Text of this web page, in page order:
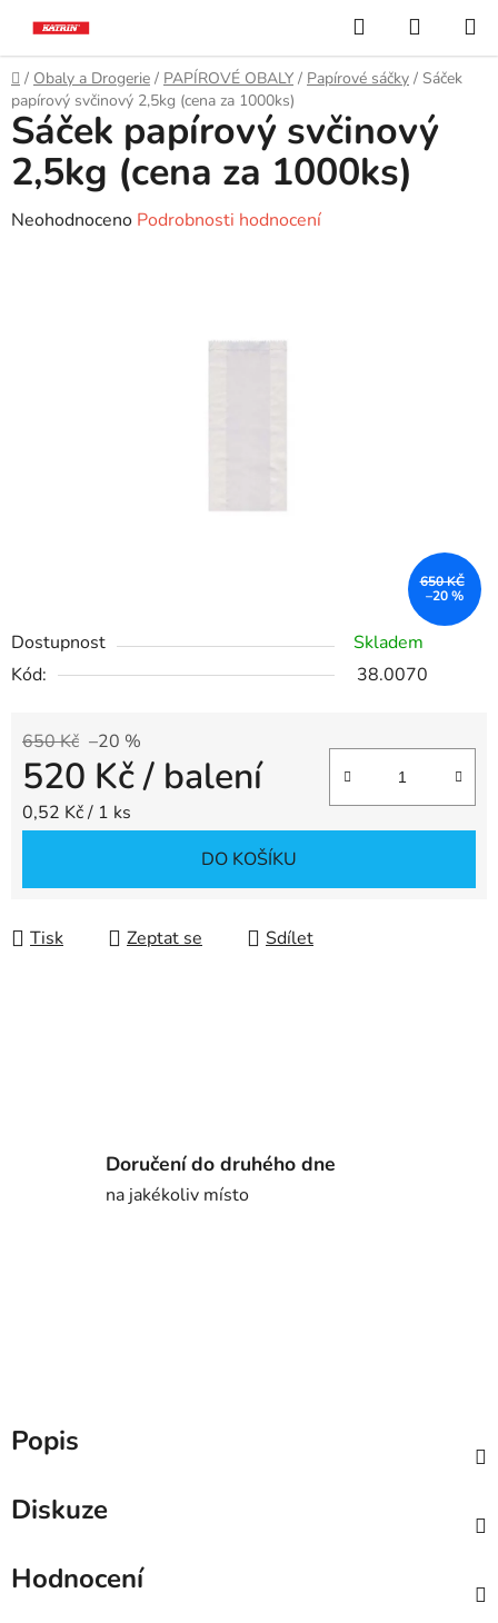
obsah
Hledat
KOŠÍK
Domů
/ Obaly a Drogerie / PAPÍROVÉ OBALY / Papírové sáčky / Sáček
papírový svčinový 2,5kg (cena za 1000ks)
Dostupnost
Skladem
Kód:
38.0070
650 Kč –20 %
520 Kč/ balení
Měrná cena:
0,52 Kč / 1 ks
DO KOŠÍKU
Tisk Zeptat se Sdílet
Sáček papírový svčinový
2,5kg (cena za 1000ks)
Průměrné
Neohodnoceno Podrobnosti hodnocení
650 KČ
–20 %
Doručení do druhého dne
na jakékoliv místo
Popis
Diskuze
Hodnocení